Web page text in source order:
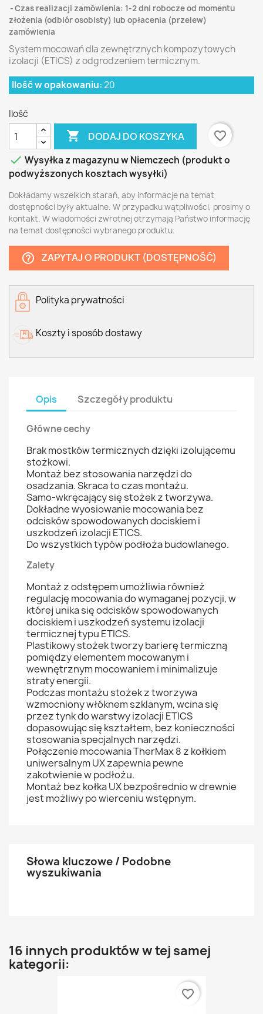
Czas realizacji zamówienia: 1-2 dni robocze od momentu
złożenia (odbiór osobisty) lub opłacenia (przelew)
zamówienia
System mocowań dla zewnętrznych kompozytowych
izolacji (ETICS) z odgrodzeniem termicznym.
Ilość w opakowaniu:20
Ilość
 DODAJ DO KOSZYKA
favorite_border
 Wysyłka z magazynu w Niemczech (produkt o
podwyższonych kosztach wysyłki)
Dokładamy wszelkich starań, aby informacje na temat
dostępności były aktualne. W przypadku wątpliwości, prosimy o
kontakt. W wiadomości zwrotnej otrzymają Państwo informację
na temat dostępności wybranego produktu.
help_outline ZAPYTAJ O PRODUKT (DOSTĘPNOŚĆ)
Polityka prywatności
Koszty i sposób dostawy
Opis Szczegóły produktu
Główne cechy
Brak mostków termicznych dzięki izolującemu
stożkowi.
Montaż bez stosowania narzędzi do
osadzania. Skraca to czas montażu.
Samo-wkręcający się stożek z tworzywa.
Dokładne wyosiowanie mocowania bez
odcisków spowodowanych dociskiem i
uszkodzeń izolacji ETICS.
Do wszystkich typów podłoża budowlanego.
Zalety
Montaż z odstępem umożliwia również
regulację mocowania do wymaganej pozycji, w
której unika się odcisków spowodowanych
dociskiem i uszkodzeń systemu izolacji
termicznej typu ETICS.
Plastikowy stożek tworzy barierę termiczną
pomiędzy elementem mocowanym i
wewnętrznym mocowaniem i minimalizuje
straty energii.
Podczas montażu stożek z tworzywa
wzmocniony włóknem szklanym, wcina się
przez tynk do warstwy izolacji ETICS
dopasowując się kształtem, bez konieczności
stosowania specjalnych narzędzi.
Połączenie mocowania TherMax 8 z kołkiem
uniwersalnym UX zapewnia pewne
zakotwienie w podłożu.
Montaż bez kołka UX bezpośrednio w drewnie
jest możliwy po wierceniu wstępnym.
Słowa kluczowe / Podobne
wyszukiwania
16 innych produktów w tej samej
kategorii:
favorite_border